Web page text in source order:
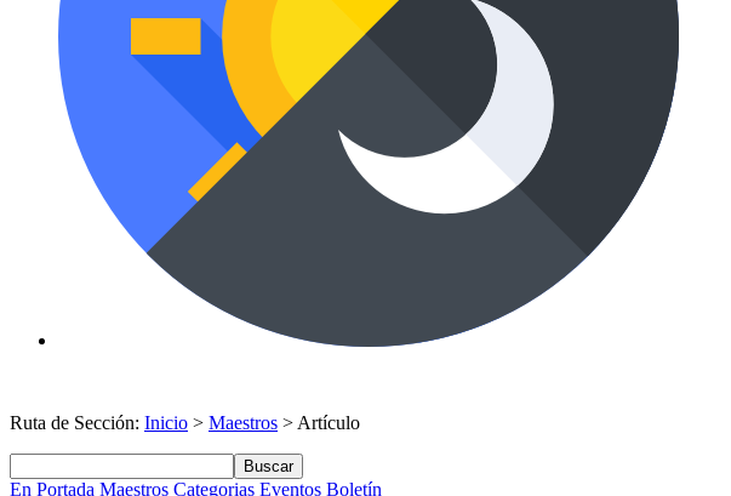
Ruta de Sección: Inicio > Maestros > Artículo
Buscar
En Portada Maestros Categorias Eventos Boletín